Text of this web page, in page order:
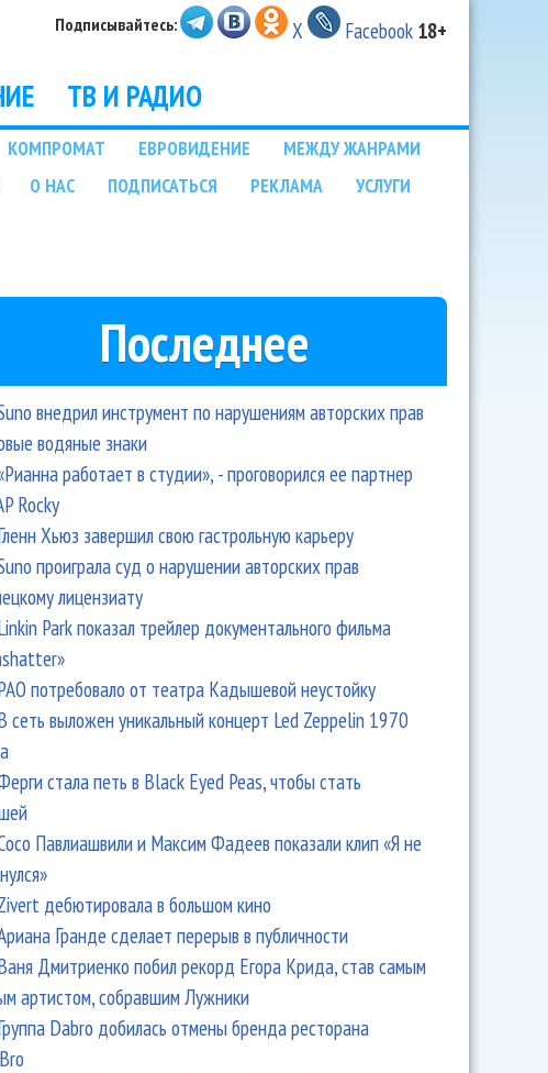
Подписывайтесь: X Facebook 18+
ТВ И РАДИО
КОМПРОМАТ ЕВРОВИДЕНИЕ
МЕЖДУ ЖАНРАМИ
О НАС ПОДПИСАТЬСЯ РЕКЛАМА
УСЛУГИ
Последнее
внедрил инструмент по нарушениям авторских прав
водяные знаки
работает в студии», - проговорился ее партнер
Rocky
Хьюз завершил свою гастрольную карьеру
проиграла суд о нарушении авторских прав
лицензиату
Park показал трейлер документального фильма
потребовало от театра Кадышевой неустойку
сеть выложен уникальный концерт Led Zeppelin 1970
стала петь в Black Eyed Peas, чтобы стать
Павлиашвили и Максим Фадеев показали клип «Я не
дебютировала в большом кино
Гранде сделает перерыв в публичности
Дмитриенко побил рекорд Егора Крида, став самым
артистом, собравшим Лужники
Dabro добилась отмены бренда ресторана